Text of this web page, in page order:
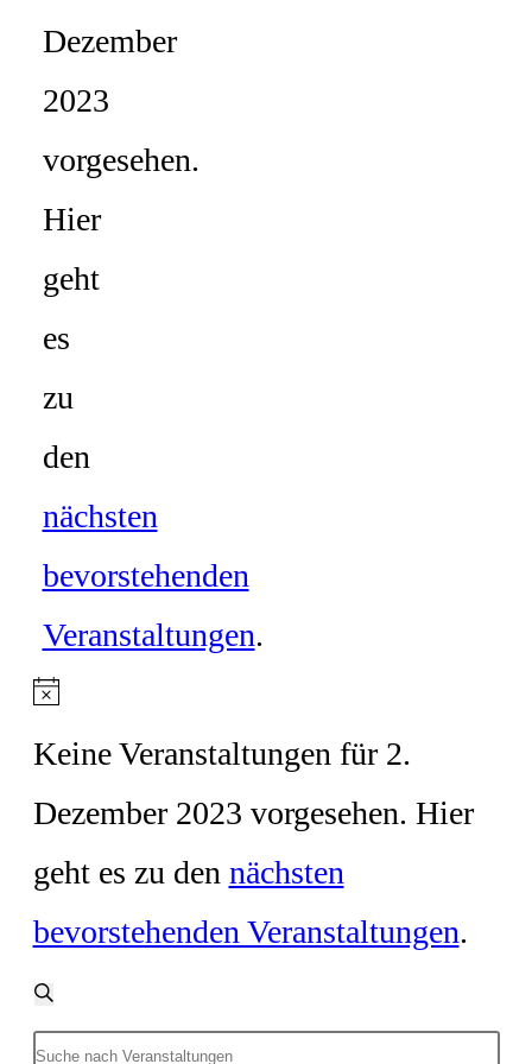
Dezember
2023
vorgesehen.
Hier
geht
es
zu
den
nächsten
bevorstehenden
Veranstaltungen.
Hinweis
Keine Veranstaltungen für 2.
Dezember 2023 vorgesehen. Hier
geht es zu den nächsten
bevorstehenden Veranstaltungen.
Veranstaltungen
Suche
und
Bitte